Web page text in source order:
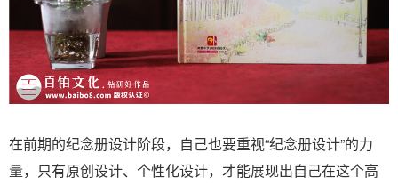
在前期的纪念册设计阶段，自己也要重视“纪念册设计”的力
量，只有原创设计、个性化设计，才能展现出自己在这个高